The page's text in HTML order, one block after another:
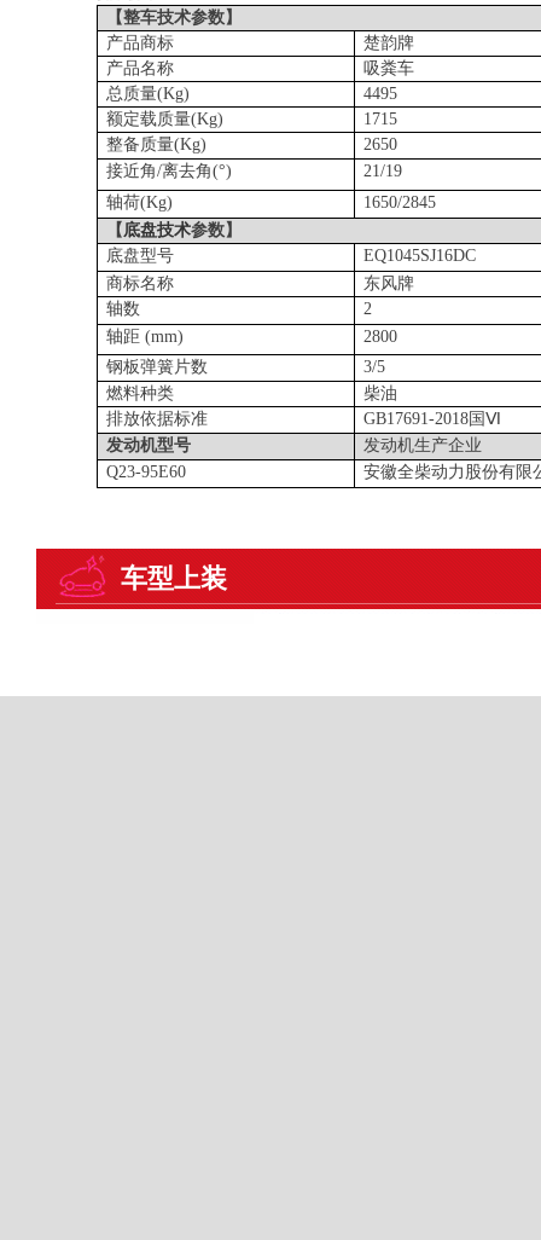
【整车技术参数】
产品商标
楚韵牌
产品名称
吸粪车
总质量(Kg)
4495
额定载质量(Kg)
1715
整备质量(Kg)
2650
接近角/离去角(°)
21/19
轴荷(Kg)
1650/2845
【 底盘技术参数】
底盘型号
EQ1045SJ16DC
商标名称
东风牌
轴数
2
轴距 (mm)
2800
钢板弹簧片数
3/5
燃料种类
柴油
排放依据标准
GB17691-2018国Ⅵ
发动机型号
发动机生产企业
Q23-95E60
安徽全柴动力股份有限
车型上装